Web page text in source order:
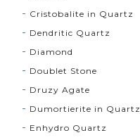
Cristobalite in Quartz
Dendritic Quartz
Diamond
Doublet Stone
Druzy Agate
Dumortierite in Quartz
Enhydro Quartz